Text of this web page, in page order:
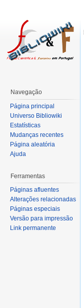
Navegação
Página principal
Universo Bibliowiki
Estatísticas
Mudanças recentes
Página aleatória
Ajuda
Ferramentas
Páginas afluentes
Alterações relacionadas
Páginas especiais
Versão para impressão
Link permanente